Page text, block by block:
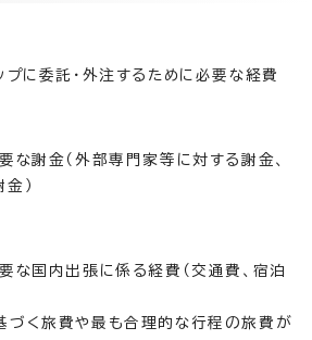
プに委託・外注するために必要な経費
な謝金（外部専門家等に対する謝金、
）
な国内出張に係る経費（交通費、宿泊
く旅費や最も合理的な行程の旅費が